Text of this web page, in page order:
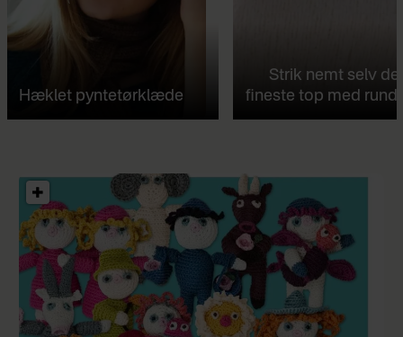
Hæklet pyntetørklæde
Strik nemt selv
fineste top med rund